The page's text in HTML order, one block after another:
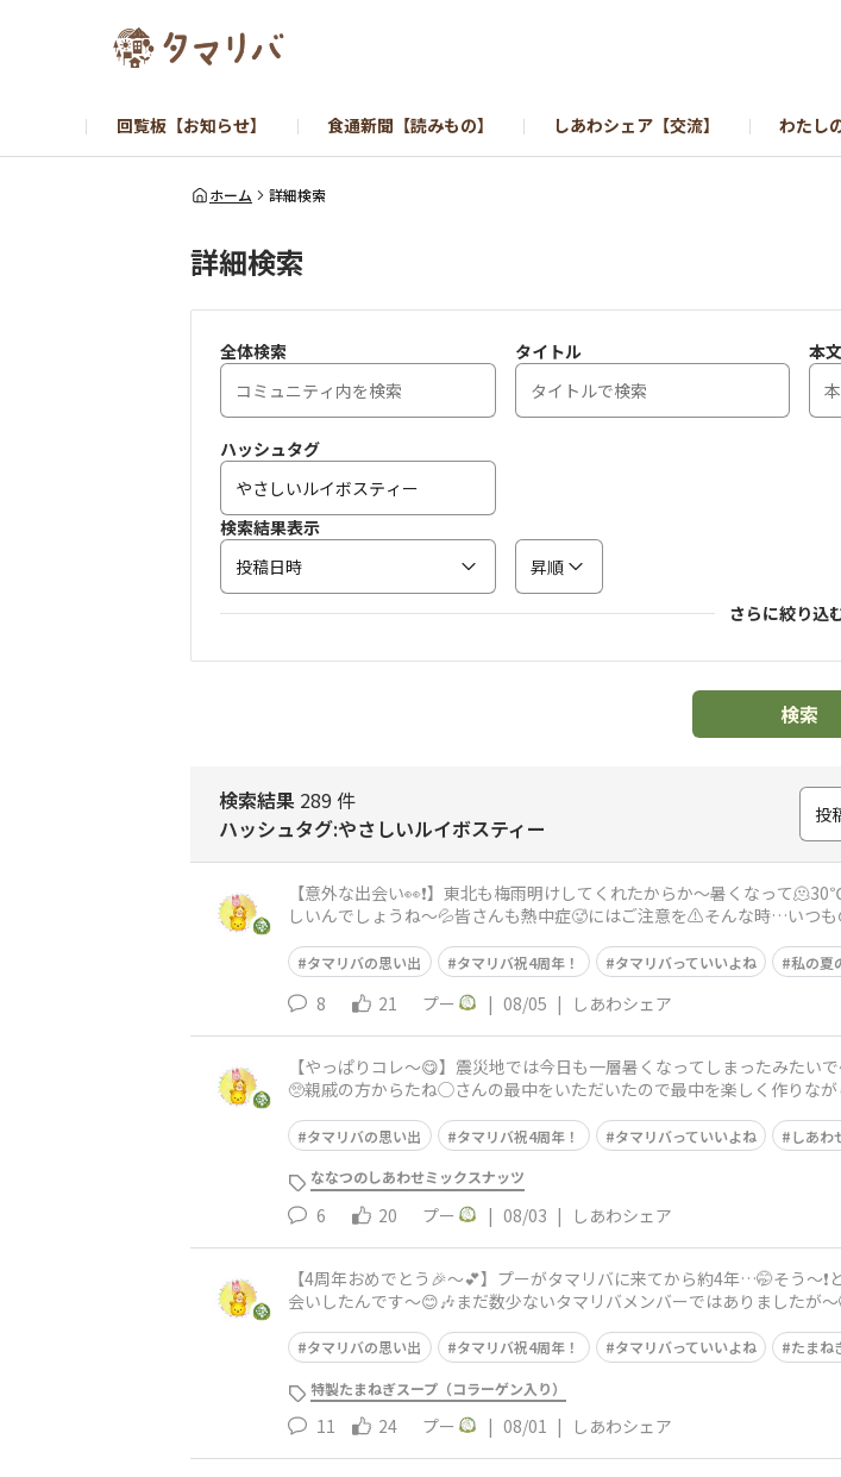
回覧板【お知らせ】 食通新聞【読みもの】 しあわシェア【交流】 わたし
ホーム 詳細検索
詳細検索
全体検索 タイトル 本文
ハッシュタグ
検索結果表示
投稿日時
昇順
さらに絞り込
検索
検索結果 289 件
ハッシュタグ:やさしいルイボスティー
投
【意外な出会い👀❗️】東北も梅雨明けしてくれたからか〜暑くなって
しいんでしょうね〜💦皆さんも熱中症🥵にはご注意を⚠️そんな時…いつも
タマリバの思い出 タマリバ祝4周年！ タマリバっていいよね 私の夏
8 21 プー | 08/05 | しあわシェア
【やっぱりコレ〜😋】震災地では今日も一層暑くなってしまったみた
🥺親戚の方からたね◯さんの最中をいただいたので最中を楽しく作りな
タマリバの思い出 タマリバ祝4周年！ タマリバっていいよね しあわ
ななつのしあわせミックスナッツ
6 20 プー | 08/03 | しあわシェア
【4周年おめでとう🎉〜💕】プーがタマリバに来てから約4年…🤭そう〜
会いしたんです〜😊🎶まだ数少ないタマリバメンバーではありましたが
タマリバの思い出 タマリバ祝4周年！ タマリバっていいよね たまね
特製たまねぎスープ（コラーゲン入り）
11 24 プー | 08/01 | しあわシェア